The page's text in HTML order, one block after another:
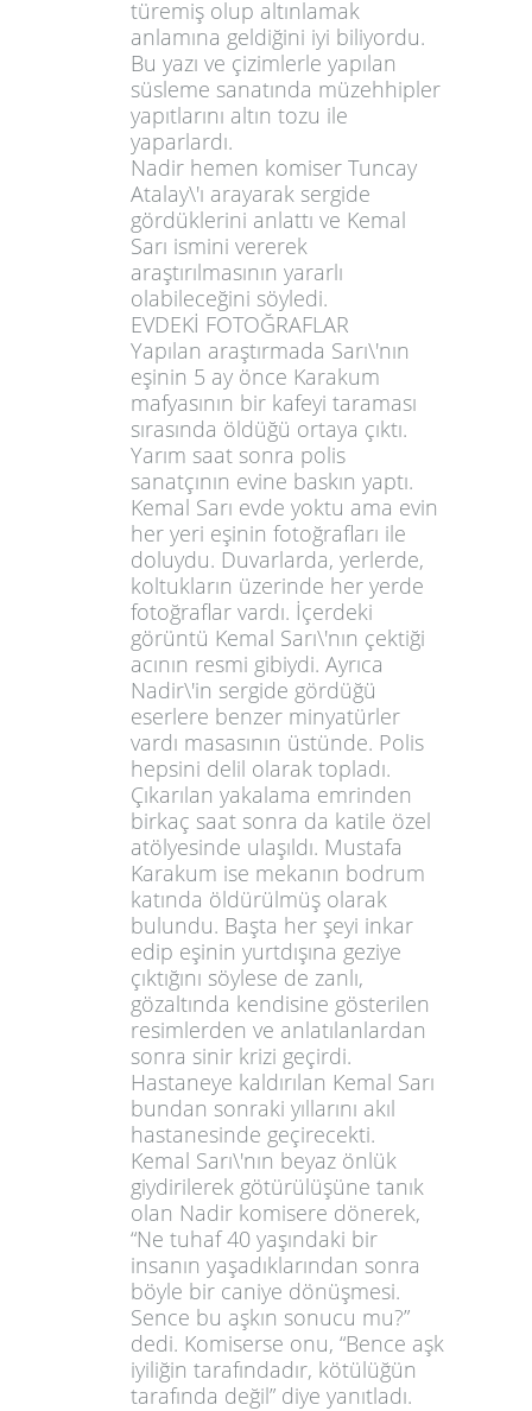
türemiş olup altınlamak
anlamına geldiğini iyi biliyordu.
Bu yazı ve çizimlerle yapılan
süsleme sanatında müzehhipler
yapıtlarını altın tozu ile
yaparlardı.
Nadir hemen komiser Tuncay
Atalay\'ı arayarak sergide
gördüklerini anlattı ve Kemal
Sarı ismini vererek
araştırılmasının yararlı
olabileceğini söyledi.
EVDEKİ FOTOĞRAFLAR
Yapılan araştırmada Sarı\'nın
eşinin 5 ay önce Karakum
mafyasının bir kafeyi taraması
sırasında öldüğü ortaya çıktı.
Yarım saat sonra polis
sanatçının evine baskın yaptı.
Kemal Sarı evde yoktu ama evin
her yeri eşinin fotoğrafları ile
doluydu. Duvarlarda, yerlerde,
koltukların üzerinde her yerde
fotoğraflar vardı. İçerdeki
görüntü Kemal Sarı\'nın çektiği
acının resmi gibiydi. Ayrıca
Nadir\'in sergide gördüğü
eserlere benzer minyatürler
vardı masasının üstünde. Polis
hepsini delil olarak topladı.
Çıkarılan yakalama emrinden
birkaç saat sonra da katile özel
atölyesinde ulaşıldı. Mustafa
Karakum ise mekanın bodrum
katında öldürülmüş olarak
bulundu. Başta her şeyi inkar
edip eşinin yurtdışına geziye
çıktığını söylese de zanlı,
gözaltında kendisine gösterilen
resimlerden ve anlatılanlardan
sonra sinir krizi geçirdi.
Hastaneye kaldırılan Kemal Sarı
bundan sonraki yıllarını akıl
hastanesinde geçirecekti.
Kemal Sarı\'nın beyaz önlük
giydirilerek götürülüşüne tanık
olan Nadir komisere dönerek,
“Ne tuhaf 40 yaşındaki bir
insanın yaşadıklarından sonra
böyle bir caniye dönüşmesi.
Sence bu aşkın sonucu mu?”
dedi. Komiserse onu, “Bence aşk
iyiliğin tarafındadır, kötülüğün
tarafında değil” diye yanıtladı.